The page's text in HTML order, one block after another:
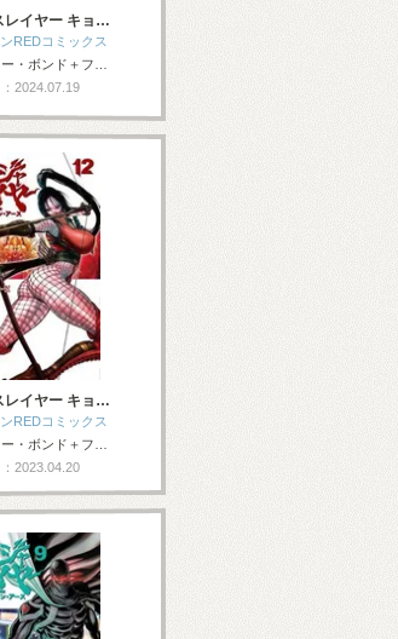
レイヤー キョ…
REDコミックス
・ボンド＋フ…
2024.07.19
レイヤー キョ…
REDコミックス
・ボンド＋フ…
2023.04.20